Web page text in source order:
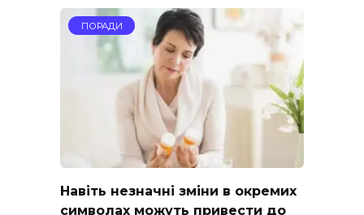
ПОРАДИ
Навіть незначні зміни в окремих
символах можуть привести до